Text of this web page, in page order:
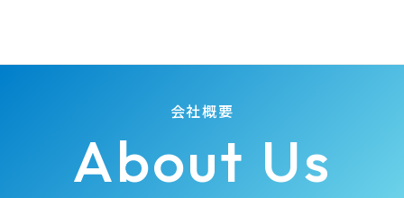
会社概要
About Us